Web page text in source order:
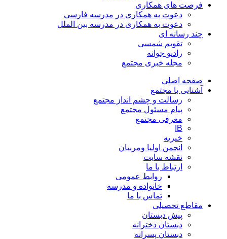
فرصت های همکاری
دعوت به همکاری در مدرسه فارسی
دعوت به همکاری در مدرسه بین الملل
چند رسانه ای
تقویم شمسی
رادیو جوانه
مجله خبری مجتمع
صفحه اصلی
آشنایی با مجتمع
رسالت و چشم انداز مجتمع
پیام مسئول مجتمع
معرفی مجتمع
IB
خیریه
انجمن اولیا ومربیان
نقشه سایت
ارتباط با ما
روابط عمومی
خانواده و مدرسه
تماس با ما
مقاطع تحصیلی
پیش دبستان
دبستان دخترانه
دبستان پسرانه